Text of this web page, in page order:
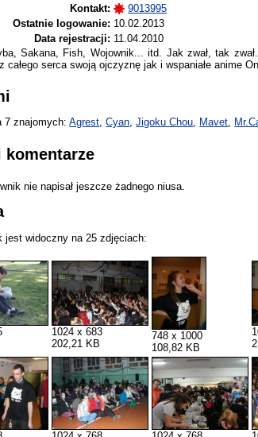
Kontakt:
9013995
Ostatnie logowanie: 10.02.2013
Data rejestracji: 11.04.2010
Sakana, Fish, Wojownik... itd. Jak zwał, tak
całego serca swoją ojczyznę jak i wspaniałe anime
7 znajomych:Agrest,Cyan,Jigoku Chou, Mavet,
komentarze
nie napisał jeszcze żadnego niusa.
jest widoczny na 25 zdjęciach:
1024 x 683
202,21 KB
748 x 1000
108,82 KB